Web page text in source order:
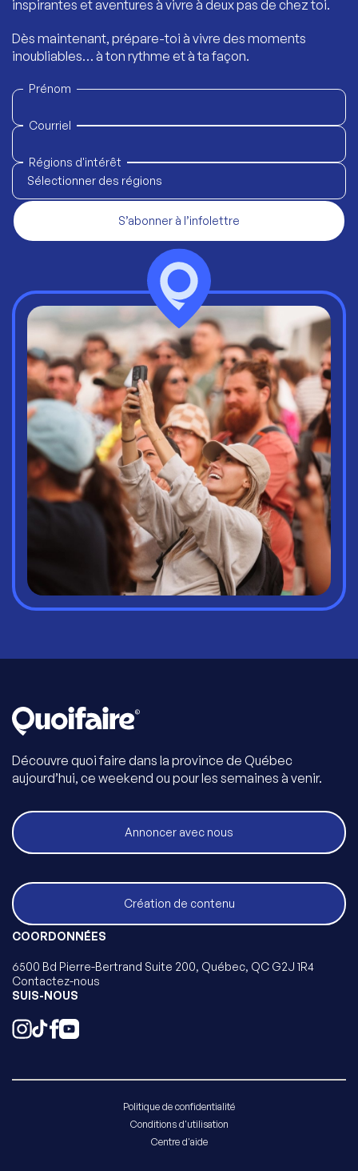
inspirantes et aventures à vivre à deux pas de chez toi.
Dès maintenant, prépare-toi à vivre des moments
inoubliables… à ton rythme et à ta façon.
Prénom
Courriel
Régions d'intérêt
Sélectionner des régions
S’abonner à l’infolettre
Découvre quoi faire dans la province de Québec
aujourd’hui, ce weekend ou pour les semaines à venir.
Annoncer avec nous
Création de contenu
COORDONNÉES
6500 Bd Pierre-Bertrand Suite 200, Québec, QC G2J 1R4
Contactez-nous
SUIS-NOUS
Politique de confidentialité
Conditions d'utilisation
Centre d'aide